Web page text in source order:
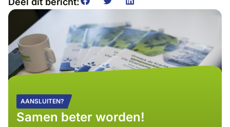
AANSLUITEN?
Samen beter worden!